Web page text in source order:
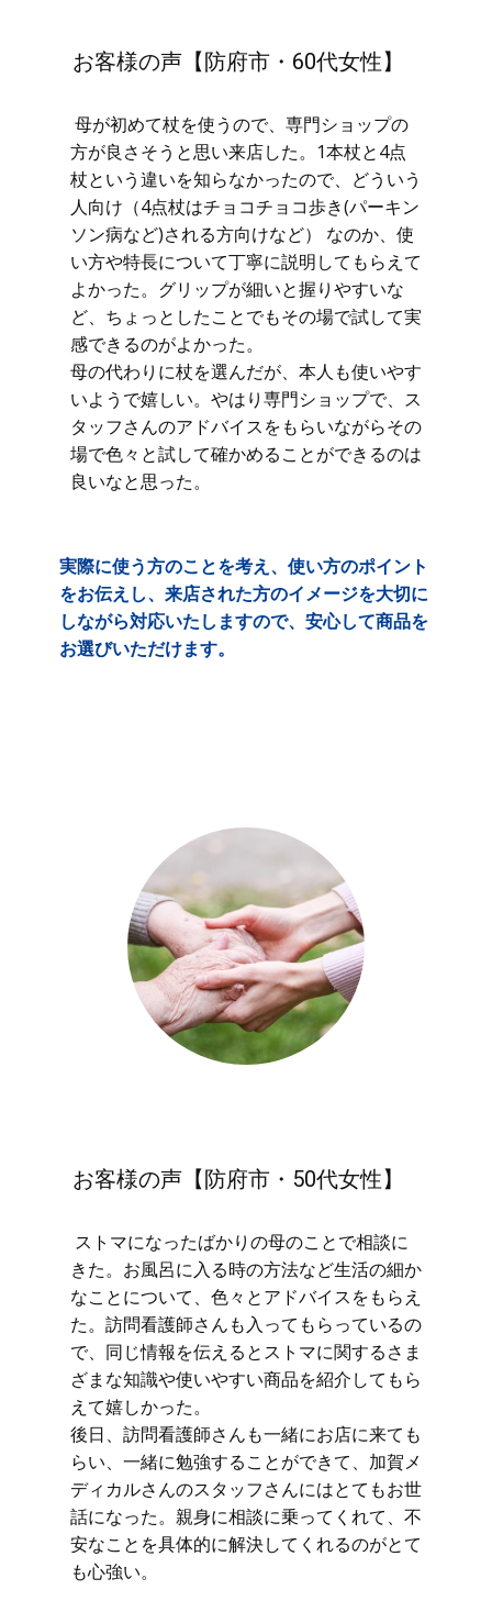
お客様の声【防府市・60代女性】
母が初めて杖を使うので、専門ショップの
方が良さそうと思い来店した。1本杖と4点
杖という違いを知らなかったので、どういう
人向け（4点杖はチョコチョコ歩き(パーキン
ソン病など)される方向けなど） なのか、使
い方や特長について丁寧に説明してもらえて
よかった。グリップが細いと握りやすいな
ど、ちょっとしたことでもその場で試して実
感できるのがよかった。
母の代わりに杖を選んだが、本人も使いやす
いようで嬉しい。やはり専門ショップで、ス
タッフさんのアドバイスをもらいながらその
場で色々と試して確かめることができるのは
良いなと思った。
実際に使う方のことを考え、使い方のポイント
をお伝えし、来店された方のイメージを大切に
しながら対応いたしますので、安心して商品を
お選びいただけます。
お客様の声【防府市・50代女性】
​ストマになったばかりの母のことで相談に
きた。お風呂に入る時の方法など生活の細か
なことについて、色々とアドバイスをもらえ
た。訪問看護師さんも入ってもらっているの
で、同じ情報を伝えるとストマに関するさま
ざまな知識や使いやすい商品を紹介してもら
えて嬉しかった。
後日、訪問看護師さんも一緒にお店に来ても
らい、一緒に勉強することができて、加賀メ
ディカルさんのスタッフさんにはとてもお世
話になった。親身に相談に乗ってくれて、不
安なことを具体的に解決してくれるのがとて
も心強い。